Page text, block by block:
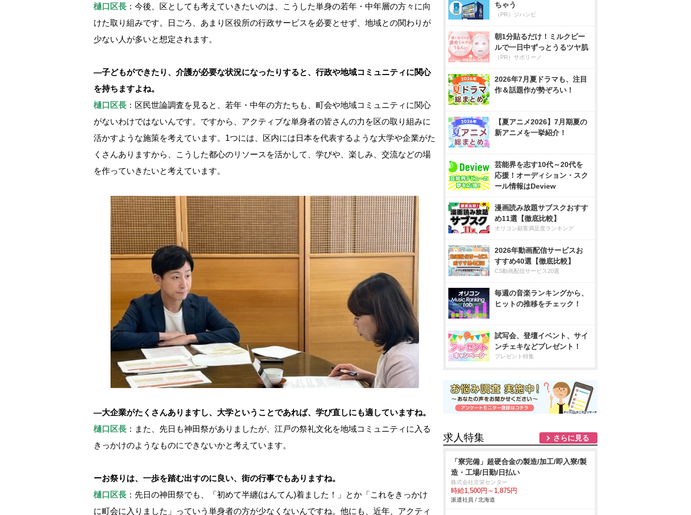
樋口区長 ：今後、区としても考えていきたいのは、こうした単身の若年・中年層の方々に向
けた取り組みです。日ごろ、あまり区役所の行政サービスを必要とせず、地域との関わりが
少ない人が多いと想定されます。
―子どもができたり、介護が必要な状況になったりすると、行政や地域コミュニティに関心
を持ちますよね。
樋口区長 ：区民世論調査を見ると、若年・中年の方たちも、町会や地域コミュニティに関心
がないわけではないんです。ですから、アクティブな単身者の皆さんの力を区の取り組みに
活かすような施策を考えています。1つには、区内には日本を代表するような大学や企業がた
くさんありますから、こうした都心のリソースを活かして、学びや、楽しみ、交流などの場
を作っていきたいと考えています。
―大企業がたくさんありますし、大学ということであれば、学び直しにも適していますね。
樋口区長 ：また、先日も神田祭がありましたが、江戸の祭礼文化を地域コミュニティに入る
きっかけのようなものにできないかと考えています。
ーお祭りは、一歩を踏む出すのに良い、街の行事でもありますね。
樋口区長 ：先日の神田祭でも、「初めて半纏(はんてん)着ました！」とか「これをきっかけ
に町会に入りました」っていう単身者の方が少なくないんですね。他にも、近年、アクティ
ちゃう
（PR）ジハンピ
朝1分貼るだけ！ミルクピー
ルで一日中ずっとうるツヤ肌
（PR）サボリーノ
2026年7月夏ドラマも、注目
作＆話題作が勢ぞろい！
【夏アニメ2026】7月期夏の
新アニメを一挙紹介！
芸能界を志す10代～20代を
応援！オーディション・スク
ール情報はDeview
漫画読み放題サブスクおすす
め11選【徹底比較】
オリコン顧客満足度ランキング
2026年動画配信サービスお
すすめ40選【徹底比較】
CS動画配信サービス20選
毎週の音楽ランキングから、
ヒットの推移をチェック！
試写会、登壇イベント、サイ
ンチェキなどプレゼント！
プレゼント特集
求人特集 さらに見る
「寮完備」超硬合金の製造/加工/即入寮/製
造・工場/日勤/日払い
株式会社京栄センター
時給1,500円～1,875円
派遣社員 / 北海道